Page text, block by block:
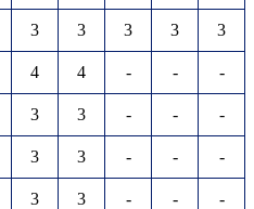
3 3 3 3 3
4 4 - - -
3 3 - - -
3 3 - - -
3 3 - - -